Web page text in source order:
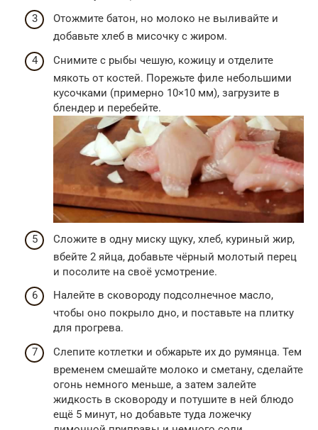
Отожмите батон, но молоко не выливайте и
добавьте хлеб в мисочку с жиром.
Снимите с рыбы чешую, кожицу и отделите
мякоть от костей. Порежьте филе небольшими
кусочками (примерно 10×10 мм), загрузите в
блендер и перебейте.
Сложите в одну миску щуку, хлеб, куриный жир,
вбейте 2 яйца, добавьте чёрный молотый перец
и посолите на своё усмотрение.
Налейте в сковороду подсолнечное масло,
чтобы оно покрыло дно, и поставьте на плитку
для прогрева.
Слепите котлетки и обжарьте их до румянца. Тем
временем смешайте молоко и сметану, сделайте
огонь немного меньше, а затем залейте
жидкость в сковороду и потушите в ней блюдо
ещё 5 минут, но добавьте туда ложечку